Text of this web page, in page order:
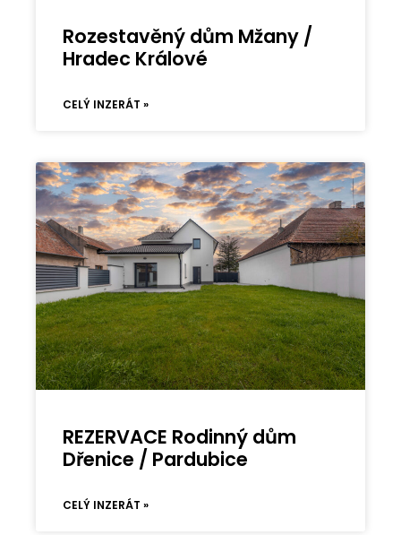
Rozestavěný dům Mžany /
Hradec Králové
CELÝ INZERÁT »
REZERVACE Rodinný dům
Dřenice / Pardubice
CELÝ INZERÁT »